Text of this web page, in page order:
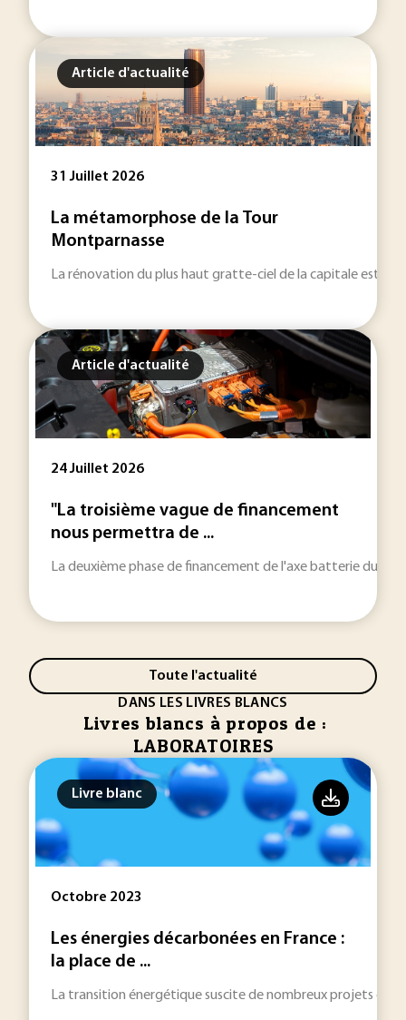
Article d'actualité
31 Juillet 2026
La métamorphose de la Tour
Montparnasse
La rénovation du plus haut gratte-ciel de la capitale est
Article d'actualité
24 Juillet 2026
"La troisième vague de financement
nous permettra de ...
La deuxième phase de financement de l'axe batterie du
Toute l'actualité
DANS LES LIVRES BLANCS
Livres blancs à propos de :
LABORATOIRES
Livre blanc
Octobre 2023
Les énergies décarbonées en France :
la place de ...
La transition énergétique suscite de nombreux projets et